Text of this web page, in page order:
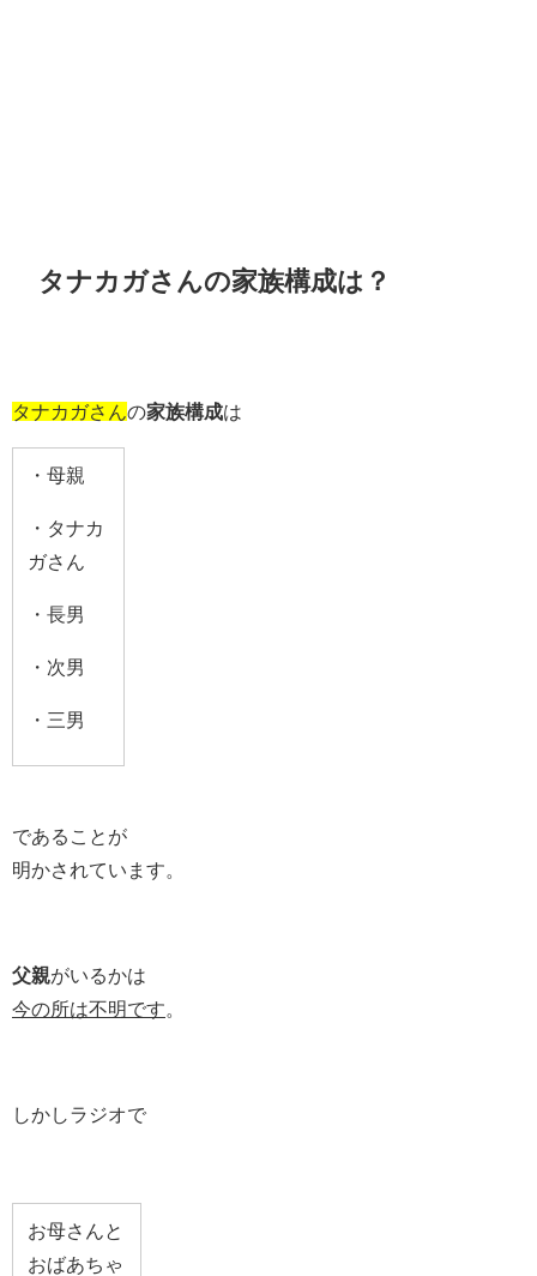
タナカガさんの家族構成は？
タナカガさん の家族構成は
・母親
・タナカ
ガさん
・長男
・次男
・三男
であることが
明かされています。
父親がいるかは
今の所は不明です
しかしラジオで
お母さんと
おばあちゃ